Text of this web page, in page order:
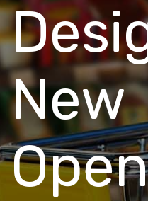
New